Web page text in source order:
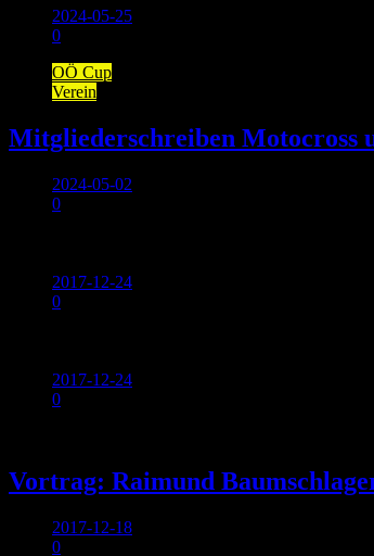
2024-05-25
0
OÖ Cup
Verein
Mitgliederschreiben Motocross
2024-05-02
0
2017-12-24
0
2017-12-24
0
Vortrag: Raimund
2017-12-18
0